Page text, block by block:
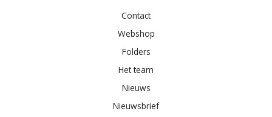
Contact
Webshop
Folders
Het team
Nieuws
Nieuwsbrief